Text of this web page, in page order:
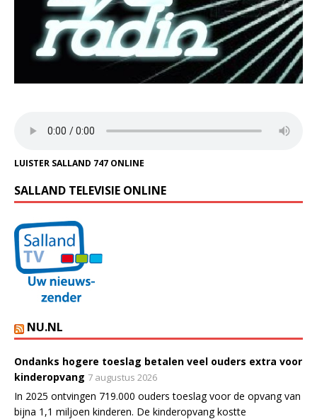
LUISTER SALLAND 747 ONLINE
SALLAND TELEVISIE ONLINE
NU.NL
Ondanks hogere toeslag betalen veel ouders extra voor
kinderopvang 7 augustus 2026
In 2025 ontvingen 719.000 ouders toeslag voor de opvang van
bijna 1,1 miljoen kinderen. De kinderopvang kostte